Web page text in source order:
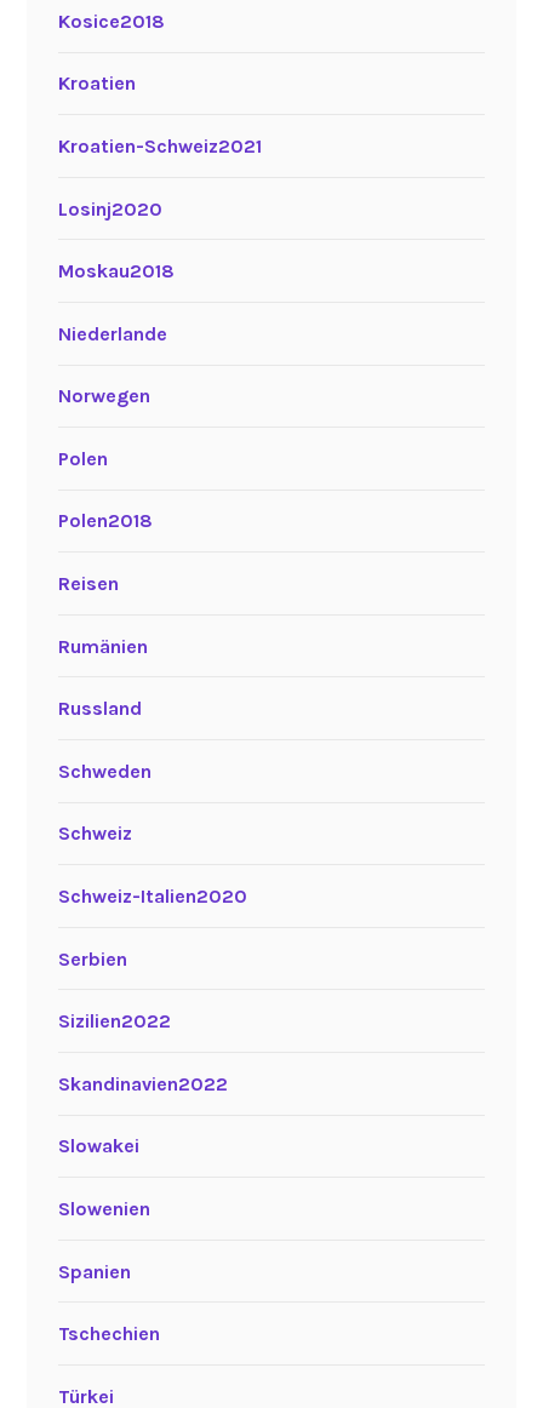
Kosice2018
Kroatien
Kroatien-Schweiz2021
Losinj2020
Moskau2018
Niederlande
Norwegen
Polen
Polen2018
Reisen
Rumänien
Russland
Schweden
Schweiz
Schweiz-Italien2020
Serbien
Sizilien2022
Skandinavien2022
Slowakei
Slowenien
Spanien
Tschechien
Türkei